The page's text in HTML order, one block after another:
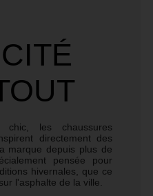
les chaussures
directement des
marque depuis plus de
pensée pour
hivernales, que ce
l'asphalte de la ville.